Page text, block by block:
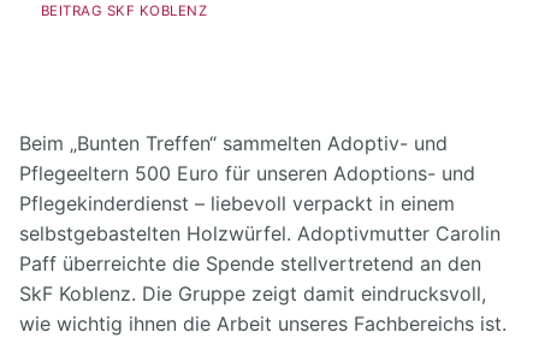
BEITRAG SKF KOBLENZ
Beim „Bunten Treffen“ sammelten Adoptiv- und
Pflegeeltern 500 Euro für unseren Adoptions- und
Pflegekinderdienst – liebevoll verpackt in einem
selbstgebastelten Holzwürfel. Adoptivmutter Carolin
Paff überreichte die Spende stellvertretend an den
SkF Koblenz. Die Gruppe zeigt damit eindrucksvoll,
wie wichtig ihnen die Arbeit unseres Fachbereichs ist.